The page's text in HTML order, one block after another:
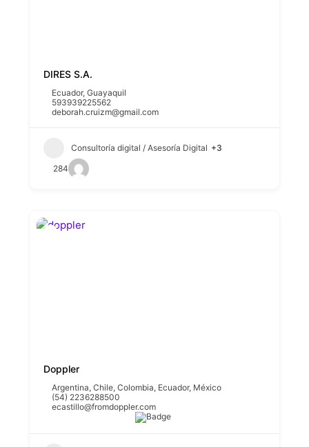
DIRES S.A.
Ecuador,Guayaquil
593939225562
deborah.cruizm@gmail.com
Consultoría digital / Asesoría Digital +3
284
Doppler
Argentina,Chile,Colombia, Ecuador, México
(54) 2236288500
ecastillo@fromdoppler.com